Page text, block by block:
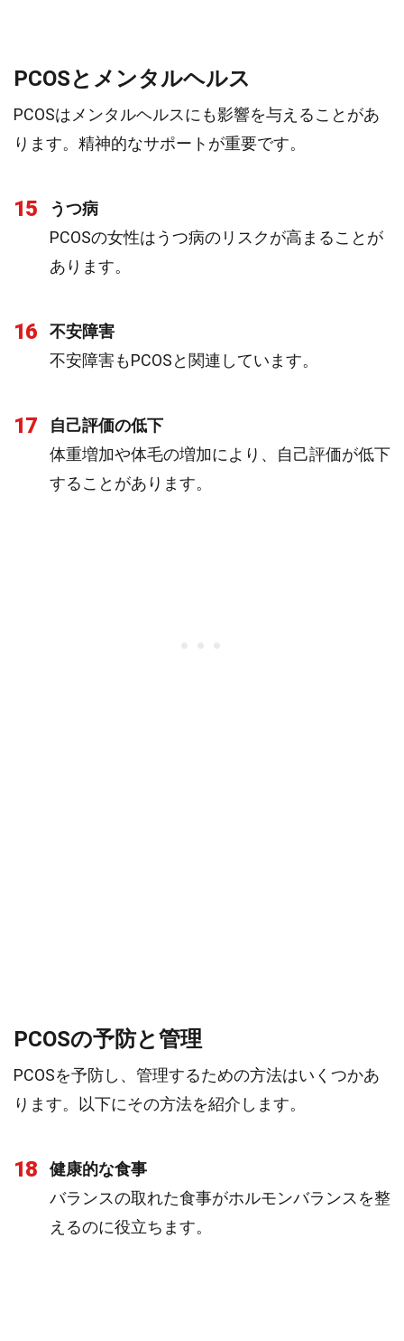
PCOSとメンタルヘルス
PCOSはメンタルヘルスにも影響を与えることがあ
ります。精神的なサポートが重要です。
15
うつ病
PCOSの女性はうつ病のリスクが高まることが
あります。
16
不安障害
不安障害もPCOSと関連しています。
17
自己評価の低下
体重増加や体毛の増加により、自己評価が低下
することがあります。
PCOSの予防と管理
PCOSを予防し、管理するための方法はいくつかあ
ります。以下にその方法を紹介します。
18
健康的な食事
バランスの取れた食事がホルモンバランスを整
えるのに役立ちます。